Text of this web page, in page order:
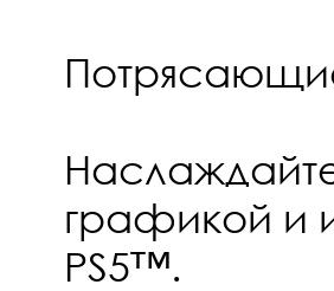
графикой и
PS5™.